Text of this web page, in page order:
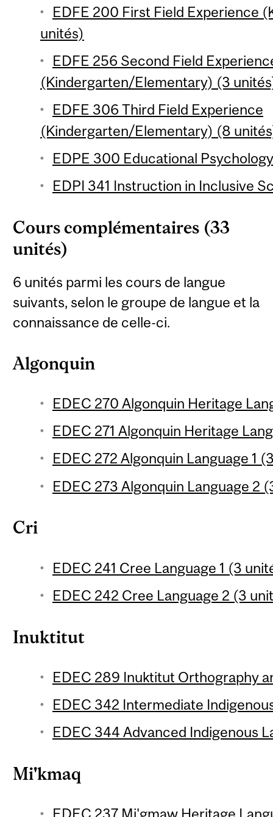
EDFE 200 First Field Experience
unités)
EDFE 256 Second Field
(Kindergarten/Elementary) (3
EDFE 306 Third Field Experience
(Kindergarten/Elementary) (8
EDPE 300 Educational
EDPI 341 Instruction in Inclusive
Cours complémentaires (33
unités)
6 unités parmi les cours de langue
suivants, selon le groupe de langue et la
connaissance de celle-ci.
Algonquin
EDEC 270 Algonquin Heritage
EDEC 271 Algonquin Heritage
EDEC 272 Algonquin Language 1
EDEC 273 Algonquin Language 2
Cri
EDEC 241 Cree Language 1 (3
EDEC 242 Cree Language 2 (3
Inuktitut
EDEC 289 Inuktitut Orthography
EDEC 342 Intermediate
EDEC 344 Advanced Indigenous
Mi'kmaq